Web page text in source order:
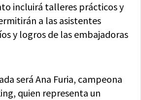
incluirá talleres prácticos y
a las asistentes
y logros de las embajadoras
será Ana Furia, campeona
quien representa un